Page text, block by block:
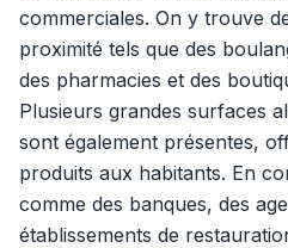
commerciales. On y trouve
proximité tels que des
des pharmacies et des
Plusieurs grandes surfaces
sont également présentes,
produits aux habitants. En
comme des banques, des
établissements de